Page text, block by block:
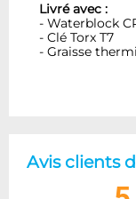
Livré avec :
- Waterblock
- Clé Torx T7
- Graisse
Avis clients